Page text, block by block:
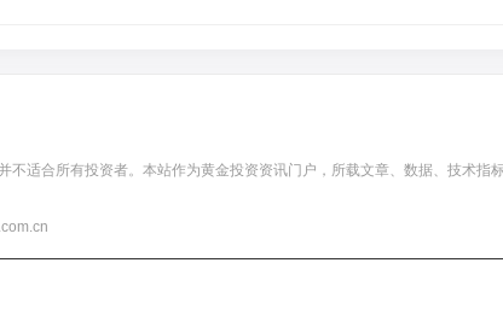
适合所有投资者。本站作为黄金投资资讯门户，所载文章、数据、技术指